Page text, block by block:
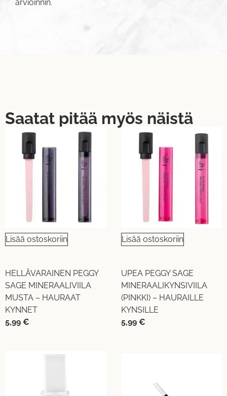
arvioinnin.
Saatat pitää myös näistä
Lisää ostoskoriin
HELLÄVARAINEN PEGGY
SAGE MINERAALIVIILA
MUSTA – HAURAAT
KYNNET
5,99 €
Lisää ostoskoriin
UPEA PEGGY SAGE
MINERAALIKYNSIVIILA
(PINKKI) – HAURAILLE
KYNSILLE
5,99 €